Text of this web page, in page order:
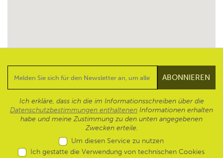
Ich erkläre, dass ich die im Informationsschreiben über die
Datenschutzbestimmungen enthaltenen Informationen erhalten
habe und meine Zustimmung zu den unten angegebenen
Zwecken erteile.
Um diesen Service zu nutzen
Ich gestatte die Verwendung von technischen Cookies